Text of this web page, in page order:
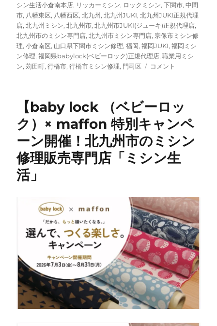
シン生活小倉南本店, リッカーミシン, ロックミシン,下関市,中間
市, 八幡東区, 八幡西区,北九州 ,北九州JUKI,北九州JUKI正規代理
店,北九州ミシン,北九州市,北九州市JUKI(ジューキ)正規代理店,
北九州市のミシン専門店,北九州市ミシン専門店, 宗像市ミシン修
理,小倉南区, 山口県下関市ミシン修理,福岡,福岡JUKI,福岡ミシ
ン修理,福岡県babylock(ベビーロック)正規代理店,職業用ミシ
ン,苅田町,行橋市,行橋市ミシン修理, 門司区
北
JUKI×
ナ
ペ
ル
ホ
限
定
職
業
用
ミ
シ
ン
「SL-
3700」
が
購
コメント
【baby lock （ベビーロッ
ク）× maffon 特別キャンペ
ーン開催！北九州市のミシン
修理販売専門店「ミシン生
活」